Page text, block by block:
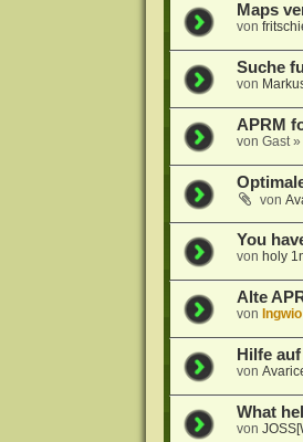
Maps
von
Suche
von
APRM
von Gast»
von
You
von holy
Alte
von Ingwio
Hilfe
von
What
von